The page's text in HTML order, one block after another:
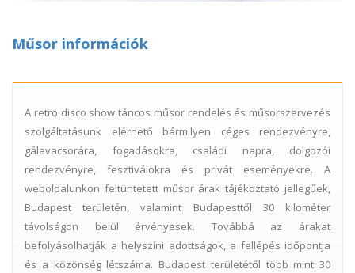
Műsor információk
A retro disco show táncos műsor rendelés és műsorszervezés
szolgáltatásunk elérhető bármilyen céges rendezvényre,
gálavacsorára, fogadásokra, családi napra, dolgozói
rendezvényre, fesztiválokra és privát eseményekre. A
weboldalunkon feltüntetett műsor árak tájékoztató jellegűek,
Budapest területén, valamint Budapesttől 30 kilométer
távolságon belül érvényesek. Továbbá az árakat
befolyásolhatják a helyszíni adottságok, a fellépés időpontja
és a közönség létszáma. Budapest területétől több mint 30